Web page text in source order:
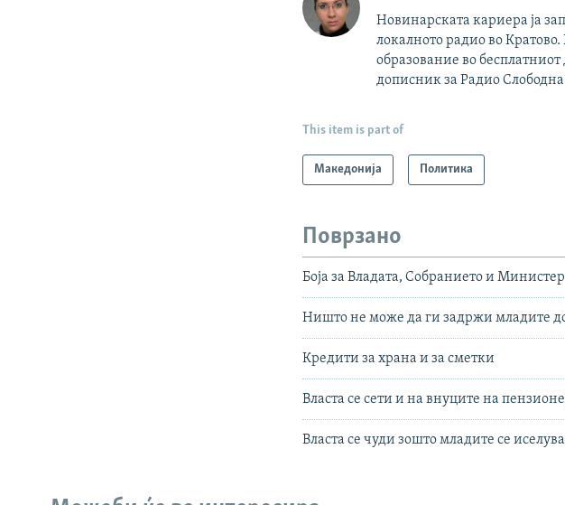
Новинарската кариера ја
локалното радио во
образование во
дописник за Радио
This item is part of
Македонија Политика
Поврзано
Боја за Владата, Собранието и
Ништо не може да ги задржи младите
Кредити за храна и за сметки
Власта се сети и на внуците на
Власта се чуди зошто младите се